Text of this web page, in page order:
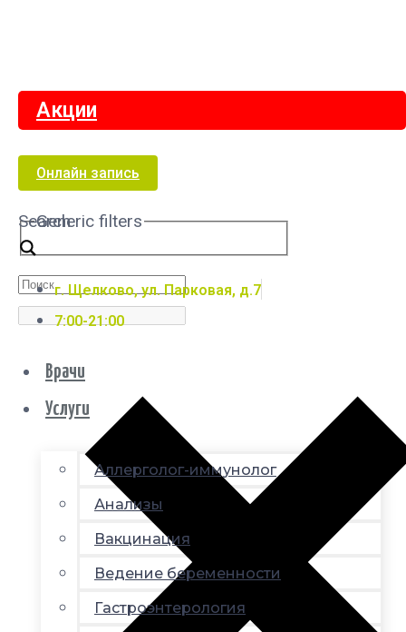
Акции
Онлайн запись
Search
Generic filters
г. Щелково, ул. Парковая, д.7
7:00-21:00
Врачи
Услуги
Аллерголог-иммунолог
Анализы
Вакцинация
Ведение беременности
Гастроэнтерология